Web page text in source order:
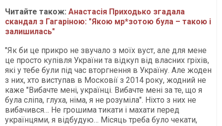
Читайте також: Анастасія Приходько згадала
скандал з Гагаріною: "Якою мр*зотою була – такою і
залишилась"
"Як би це прикро не звучало з моїх вуст, але для мене
це просто купівля України та відкуп від власних гріхів,
які у тебе були під час вторгнення в Україну. Але жоден
з них, хто виступав в Московії з 2014 року, жодний не
каже "Вибачте мені, українці. Вибачте мені за те, що я
була сліпа, глуха, німа, я не розуміла". Ніхто з них не
вибачився… Не грошима тикати і махати перед
українцями, я відбудую… Місяць треба було чекати,